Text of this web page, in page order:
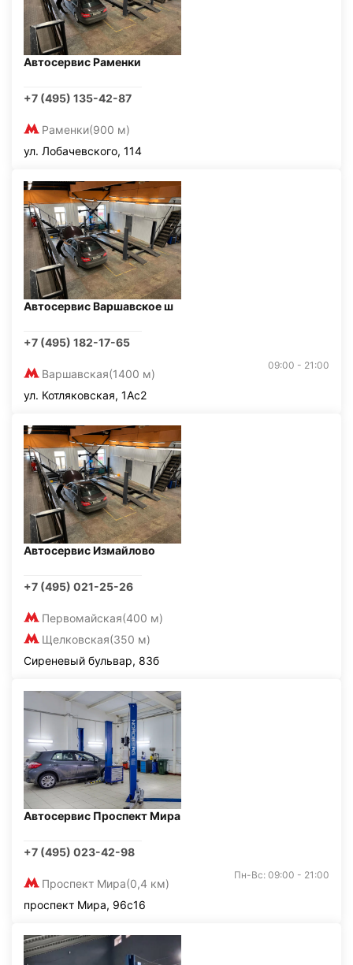
Автосервис Раменки
+7 (495) 135-42-87
Раменки(900 м)
ул. Лобачевского, 114
Автосервис Варшавское ш
+7 (495) 182-17-65
Варшавская(1400 м)
09:00 - 21:00
ул. Котляковская, 1Ас2
Автосервис Измайлово
+7 (495) 021-25-26
Первомайская(400 м)
Щелковская(350 м)
Сиреневый бульвар, 83б
Автосервис Проспект Мира
+7 (495) 023-42-98
Проспект Мира(0,4 км)
Пн-Вс: 09:00 - 21:00
проспект Мира, 96с16